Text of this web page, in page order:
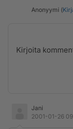
Anonyymi (
Jani
2001-01-26